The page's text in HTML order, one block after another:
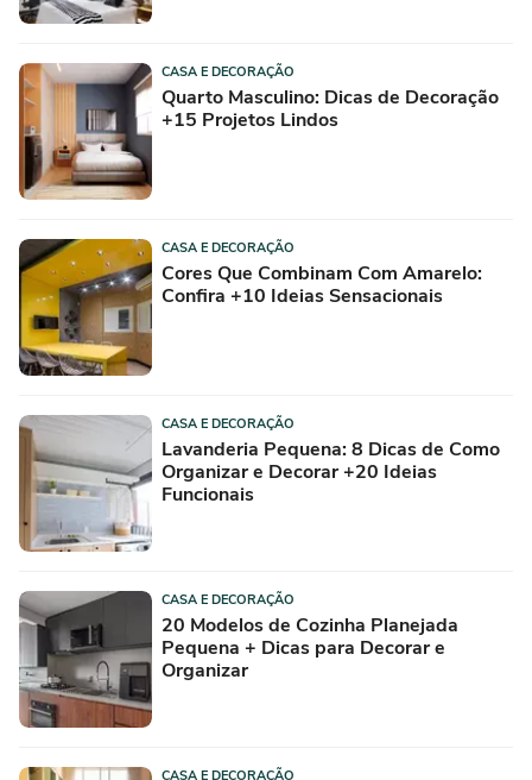
CASA E DECORAÇÃO
Quarto Masculino: Dicas de Decoração
+15 Projetos Lindos
CASA E DECORAÇÃO
Cores Que Combinam Com Amarelo:
Confira +10 Ideias Sensacionais
CASA E DECORAÇÃO
Lavanderia Pequena: 8 Dicas de Como
Organizar e Decorar +20 Ideias
Funcionais
CASA E DECORAÇÃO
20 Modelos de Cozinha Planejada
Pequena + Dicas para Decorar e
Organizar
CASA E DECORAÇÃO